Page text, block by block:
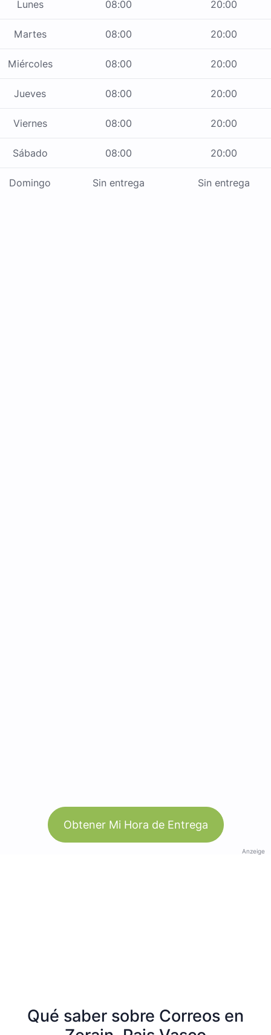
Lunes 08:00 20:00
Martes 08:00 20:00
Miércoles 08:00 20:00
Jueves 08:00 20:00
Viernes 08:00 20:00
Sábado 08:00 20:00
Domingo Sin entrega Sin entrega
Obtener Mi Hora de Entrega
Anzeige
Qué saber sobre Correos en